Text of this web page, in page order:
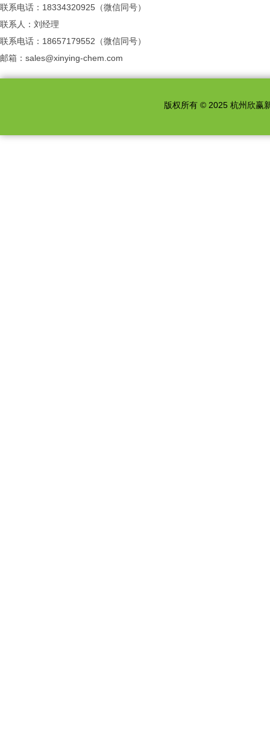
联系电话：18334320925（微信同号）
联系人：刘经理
联系电话：18657179552（微信同号）
邮箱：sales@xinying-chem.com
版权所有 © 2025 杭州欣赢